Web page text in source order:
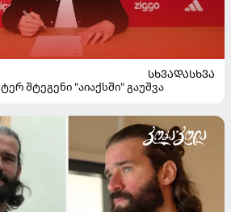
ᲡᲮᲕᲐᲓᲐᲡᲮᲕᲐ
შტეგენი "აიაქსში" გაუშვა